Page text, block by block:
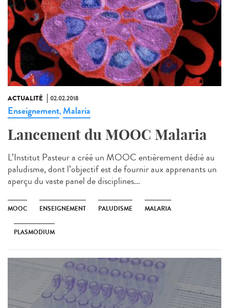
ACTUALITÉ 02.02.2018
Enseignement,Malaria
Lancement du MOOC Malaria
L’Institut Pasteur a créé un MOOC entièrement dédié au
paludisme, dont l’objectif est de fournir aux apprenants un
aperçu du vaste panel de disciplines...
MOOC ENSEIGNEMENT PALUDISME MALARIA
PLASMODIUM